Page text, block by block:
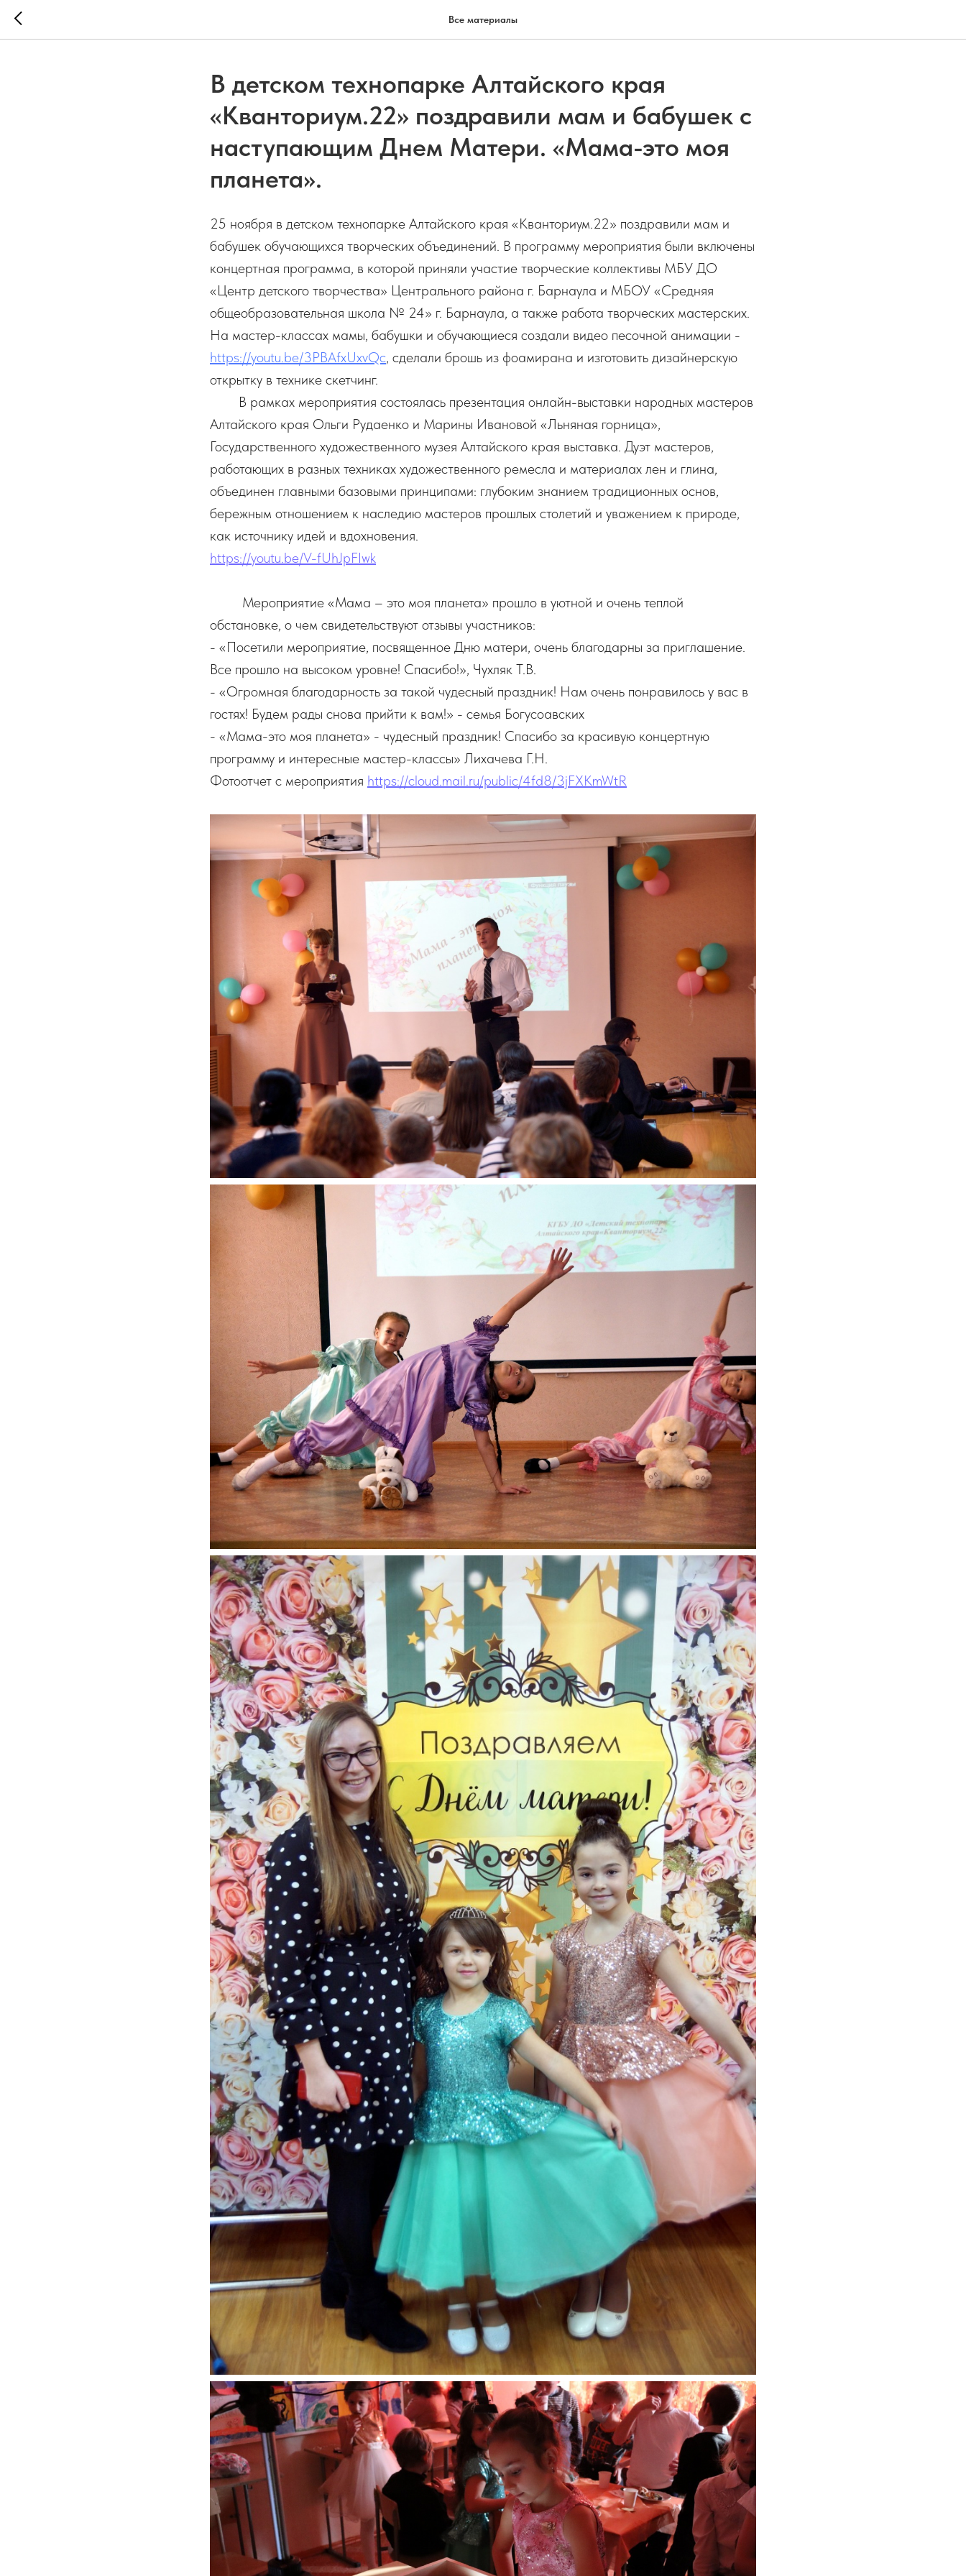
Все материалы
В детском технопарке Алтайского края
«Кванториум.22» поздравили мам и бабушек с
наступающим Днем Матери. «Мама-это моя
планета».
25 ноября в детском технопарке Алтайского края «Кванториум.22» поздравили мам и
бабушек обучающихся творческих объединений. В программу мероприятия были включены
концертная программа, в которой приняли участие творческие коллективы МБУ ДО
«Центр детского творчества» Центрального района г. Барнаула и МБОУ «Средняя
общеобразовательная школа № 24» г. Барнаула, а также работа творческих мастерских.
На мастер-классах мамы, бабушки и обучающиеся создали видео песочной анимации -
https://youtu.be/3PBAfxUxvQc, сделали брошь из фоамирана и изготовить дизайнерскую
открытку в технике скетчинг.
В рамках мероприятия состоялась презентация онлайн-выставки народных мастеров
Алтайского края Ольги Рудаенко и Марины Ивановой «Льняная горница»,
Государственного художественного музея Алтайского края выставка. Дуэт мастеров,
работающих в разных техниках художественного ремесла и материалах лен и глина,
объединен главными базовыми принципами: глубоким знанием традиционных основ,
бережным отношением к наследию мастеров прошлых столетий и уважением к природе,
как источнику идей и вдохновения.
https://youtu.be/V-fUhJpFIwk
Мероприятие «Мама – это моя планета» прошло в уютной и очень теплой
обстановке, о чем свидетельствуют отзывы участников:
- «Посетили мероприятие, посвященное Дню матери, очень благодарны за приглашение.
Все прошло на высоком уровне! Спасибо!», Чухляк Т.В.
- «Огромная благодарность за такой чудесный праздник! Нам очень понравилось у вас в
гостях! Будем рады снова прийти к вам!» - семья Богусоавских
- «Мама-это моя планета» - чудесный праздник! Спасибо за красивую концертную
программу и интересные мастер-классы» Лихачева Г.Н.
Фотоотчет с мероприятия https://cloud.mail.ru/public/4fd8/3jFXKmWtR